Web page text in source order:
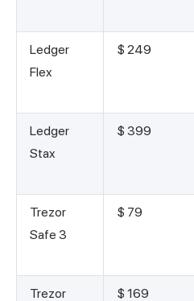
Ledger
Flex
$ 249
Ledger
Stax
$ 399
Trezor
Safe 3
$ 79
Trezor
$ 169